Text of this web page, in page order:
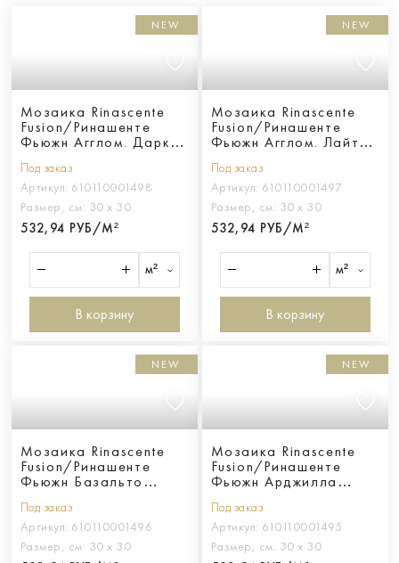
NEW
Мозаика Rinascente
Fusion/Ринашенте
Фьюжн Агглом. Дарк
Под заказ
Артикул: 610110001498
Размер, см: 30 х 30
532,94 РУБ/М²
м²
В корзину
NEW
Мозаика Rinascente
Fusion/Ринашенте
Фьюжн Агглом. Лайт
Под заказ
Артикул: 610110001497
Размер, см: 30 х 30
532,94 РУБ/М²
м²
В корзину
NEW
Мозаика Rinascente
Fusion/Ринашенте
Фьюжн Базальто
Под заказ
Артикул: 610110001496
Размер, см: 30 х 30
NEW
Мозаика Rinascente
Fusion/Ринашенте
Фьюжн Арджилла
Под заказ
Артикул: 610110001495
Размер, см: 30 х 30